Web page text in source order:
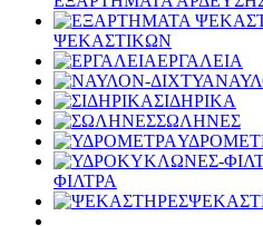
ΨΕΚΑΣΤΙΚΩΝ
ΕΡΓΑΛΕΙΑ
ΣΙΔΗΡΙΚΑ
ΣΩΛΗΝΕΣ
ΦΙΛΤΡΑ